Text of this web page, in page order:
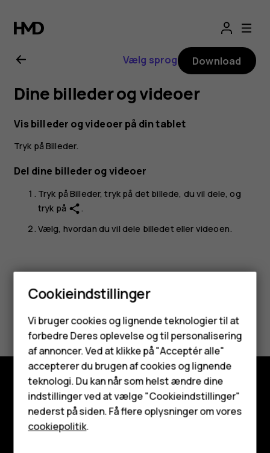
Brugervejledning
til
Nokia
T20
Smartphones
Feature-telefoner
Tilbehør
HMD Terra M
Tablets
Vælg sprog Download
Dine billeder og videoer
Vis billeder og videoer på din tablet
Tryk påBilleder.
Del dine billeder og videoer
Tryk påBilleder, tryk på det billede, du vil dele, og
tryk på share .
Vælg, hvordan du vil dele billedet eller videoen.
Synes du, dette var nyttigt?
Ja
Udforsk
Om
Planet and people
Cookieindstillinger
Vi bruger cookies og lignende teknologier til at
forbedre Deres oplevelse og til personalisering
af annoncer. Ved at klikke på "Acceptér alle"
accepterer du brugen af cookies og lignende
teknologi. Du kan når som helst ændre dine
indstillinger ved at vælge "Cookieindstillinger"
nederst på siden. Få flere oplysninger om vores
cookiepolitik.